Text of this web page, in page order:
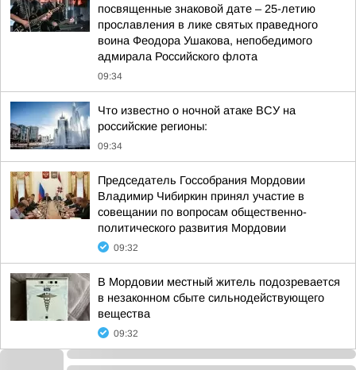
посвященные знаковой дате – 25-летию
прославления в лике святых праведного
воина Феодора Ушакова, непобедимого
адмирала Российского флота
09:34
Что известно о ночной атаке ВСУ на
российские регионы:
09:34
Председатель Госсобрания Мордовии
Владимир Чибиркин принял участие в
совещании по вопросам общественно-
политического развития Мордовии
09:32
В Мордовии местный житель подозревается
в незаконном сбыте сильнодействующего
вещества
09:32